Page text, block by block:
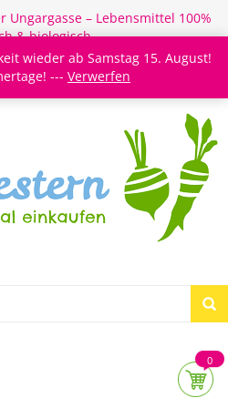
Ungargasse – Lebensmittel 100%
& biologisch
Meine Merkzettel
0
wieder ab Samstag 15. August!
--- Verwerfen